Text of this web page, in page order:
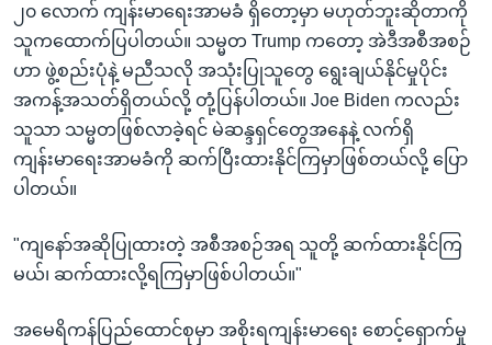
၂၀ လောက် ကျန်းမာရေးအာမခံ ရှိတော့မှာ မဟုတ်ဘူးဆိုတာကို
သူကထောက်ပြပါတယ်။ သမ္မတ Trump ကတော့ အဲဒီအစီအစဉ်
ဟာ ဖွဲ့စည်းပုံနဲ့ မညီသလို အသုံးပြုသူတွေ ရွေးချယ်နိုင်မှုပိုင်း
အကန့်အသတ်ရှိတယ်လို့ တုံ့ပြန်ပါတယ်။ Joe Biden ကလည်း
သူသာ သမ္မတဖြစ်လာခဲ့ရင် မဲဆန္ဒရှင်တွေအနေနဲ့ လက်ရှိ
ကျန်းမာရေးအာမခံကို ဆက်ပြီးထားနိုင်ကြမှာဖြစ်တယ်လို့ ပြော
ပါတယ်။
"ကျနော်အဆိုပြုထားတဲ့ အစီအစဉ်အရ သူတို့ ဆက်ထားနိုင်ကြ
မယ်၊ ဆက်ထားလို့ရကြမှာဖြစ်ပါတယ်။"
အမေရိကန်ပြည်ထောင်စုမှာ အစိုးရကျန်းမာရေး စောင့်ရှောက်မှု